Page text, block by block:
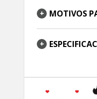
MOTIVOS